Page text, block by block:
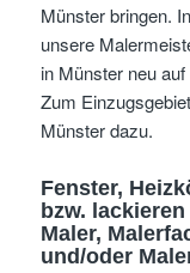
Münster bringen.
unsere
in Münster neu
Zum
Münster dazu.
Fenster,
bzw. lackieren
Maler,
und/oder